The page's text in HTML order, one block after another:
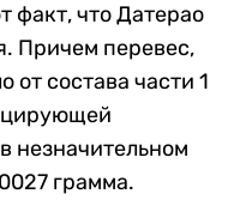
факт, что Датерао
Причем перевес,
от состава части 1
незначительном
грамма.